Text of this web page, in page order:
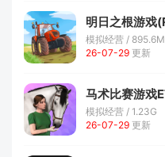
明日之根游
模拟经营 / 895.6M
26-07-29 更新
马术比赛游戏
模拟经营 / 1.23G
26-07-29 更新